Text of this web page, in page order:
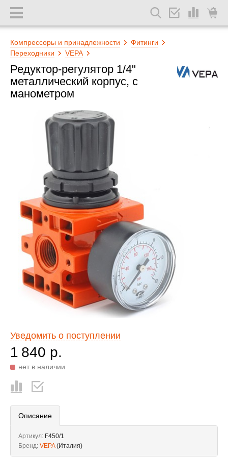
Компрессоры и принадлежности
Фитинги
Переходники
VEPA
Редуктор-регулятор 1/4"
металлический корпус, с
манометром
Уведомить о поступлении
1 840 р.
нет в наличии
Описание
Артикул: F450/1
Бренд: VEPA (Италия)